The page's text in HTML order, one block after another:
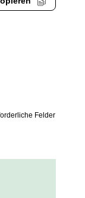
Felder